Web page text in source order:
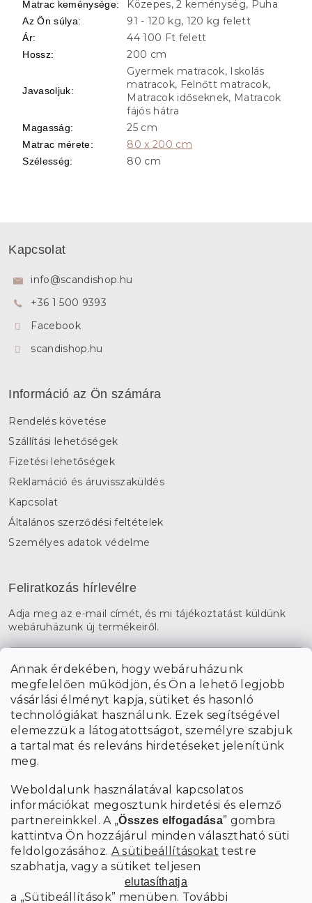
Annak érdekében, hogy webáruházunk
megfelelően működjön, és Ön a lehető legjobb
vásárlási élményt kapja, sütiket és hasonló
technológiákat használunk. Ezek segítségével
elemezzük a látogatottságot, személyre szabjuk
a tartalmat és releváns hirdetéseket jelenítünk
meg.
Weboldalunk használatával kapcsolatos
információkat megosztunk hirdetési és elemző
partnereinkkel. A „Összes elfogadása” gombra
kattintva Ön hozzájárul minden választható süti
feldolgozásához. A sütibeállításokat testre
szabhatja, vagy a sütiket teljesen
elutasíthatja
a „Sütibeállítások” menüben. További
Matrac keménysége: Közepes, 2 keménység, Puha
Az Ön súlya: 91 - 120 kg, 120 kg felett
Ár: 44 100 Ft felett
Hossz: 200 cm
Javasoljuk:
Gyermek matracok, Iskolás
matracok, Felnőtt matracok,
Matracok időseknek, Matracok
fájós hátra
Magasság: 25 cm
Matrac mérete: 80 x 200 cm
Szélesség: 80 cm
Kapcsolat
info@scandishop.hu
+36 1 500 9393
Facebook
scandishop.hu
Információ az Ön számára
Rendelés követése
Szállítási lehetőségek
Fizetési lehetőségek
Reklamáció és áruvisszaküldés
Kapcsolat
Általános szerződési feltételek
Személyes adatok védelme
Feliratkozás hírlevélre
Adja meg az e-mail címét, és mi tájékoztatást küldünk
webáruházunk új termékeiről.
A hírlevelekre való feliratkozással egyetérteka személyes
adatok feldolgozásával.
FELIRATKOZÁS